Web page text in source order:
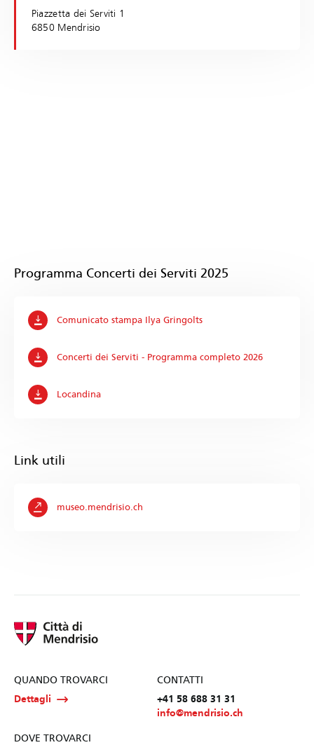
Piazzetta dei Serviti 1
6850 Mendrisio
Programma Concerti dei Serviti 2025
Comunicato stampa Ilya Gringolts
Concerti dei Serviti - Programma completo 2026
Locandina
Link utili
museo.mendrisio.ch
QUANDO TROVARCI
Dettagli
CONTATTI
+41 58 688 31 31
info@mendrisio.ch
DOVE TROVARCI